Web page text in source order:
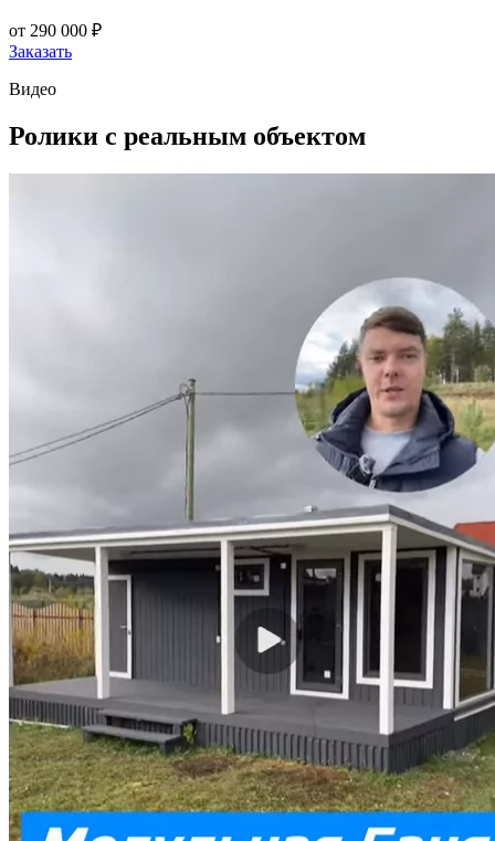
от 290 000 ₽
Заказать
Видео
Ролики с реальным объектом